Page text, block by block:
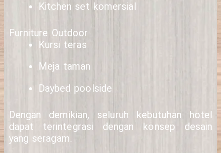
Kitchen set komersial
Furniture Outdoor
Kursi teras
Meja taman
Daybed poolside
Dengan demikian, seluruh kebutuhan hotel
dapat terintegrasi dengan konsep desain
yang seragam.